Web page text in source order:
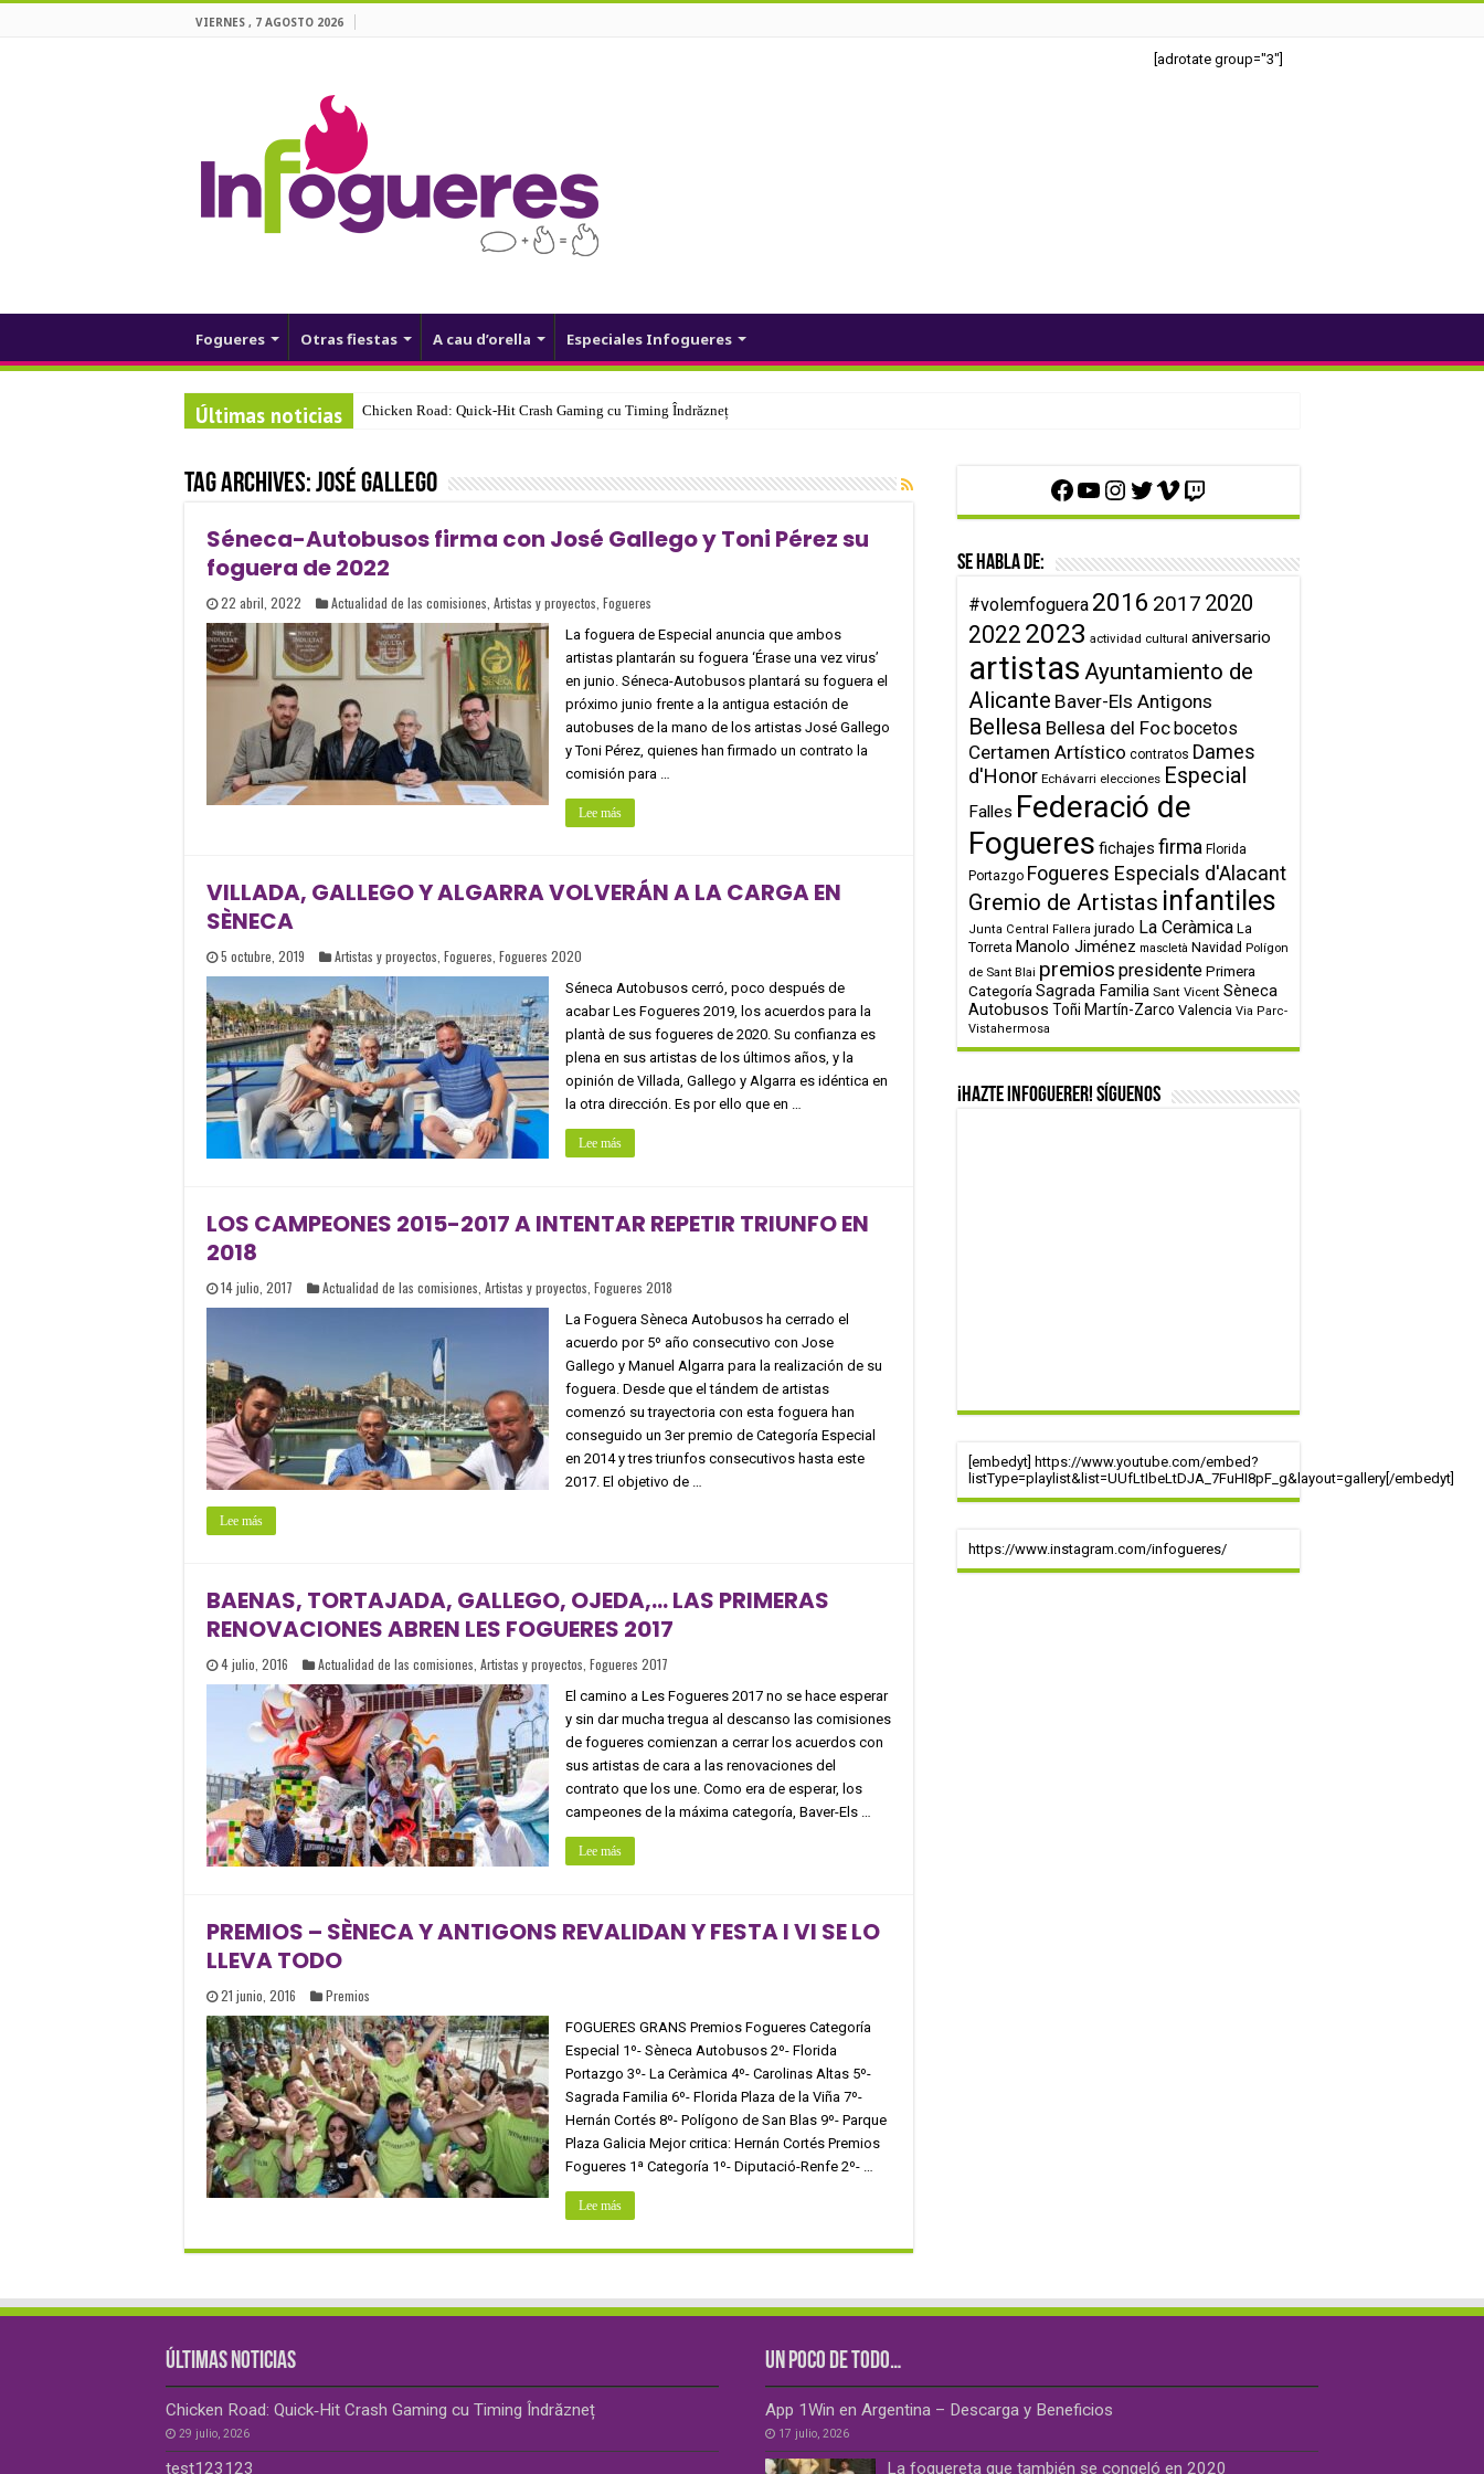
VIERNES , 7 AGOSTO 2026
[adrotate group="3"]
Fogueres Otras fiestas A cau d’orella Especiales Infogueres
Últimas noticias Chicken Road: Quick‑Hit Crash Gaming cu Timing Îndrăzneț
Tag Archives:José Gallego
Séneca-Autobusos firma con José Gallego y Toni Pérez su
foguera de 2022
22 abril, 2022 Actualidad de las comisiones Artistas y proyectos Fogueres
La foguera de Especial anuncia que ambos
artistas plantarán su foguera ‘Érase una vez virus’
en junio. Séneca-Autobusos plantará su foguera el
próximo junio frente a la antigua estación de
autobuses de la mano de los artistas José Gallego
y Toni Pérez, quienes han firmado un contrato la
comisión para …
Lee más
VILLADA, GALLEGO Y ALGARRA VOLVERÁN A LA CARGA EN
SÈNECA
5 octubre, 2019 Artistas y proyectos Fogueres Fogueres 2020
Séneca Autobusos cerró, poco después de
acabar Les Fogueres 2019, los acuerdos para la
plantà de sus fogueres de 2020. Su confianza es
plena en sus artistas de los últimos años, y la
opinión de Villada, Gallego y Algarra es idéntica en
la otra dirección. Es por ello que en …
Lee más
LOS CAMPEONES 2015-2017 A INTENTAR REPETIR TRIUNFO EN
2018
14 julio, 2017 Actualidad de las comisiones Artistas y proyectos Fogueres 2018
La Foguera Sèneca Autobusos ha cerrado el
acuerdo por 5º año consecutivo con Jose
Gallego y Manuel Algarra para la realización de su
foguera. Desde que el tándem de artistas
comenzó su trayectoria con esta foguera han
conseguido un 3er premio de Categoría Especial
en 2014 y tres triunfos consecutivos hasta este
2017. El objetivo de …
Lee más
BAENAS, TORTAJADA, GALLEGO, OJEDA,… LAS PRIMERAS
RENOVACIONES ABREN LES FOGUERES 2017
4 julio, 2016 Actualidad de las comisiones Artistas y proyectos Fogueres 2017
El camino a Les Fogueres 2017 no se hace esperar
y sin dar mucha tregua al descanso las comisiones
de fogueres comienzan a cerrar los acuerdos con
sus artistas de cara a las renovaciones del
contrato que los une. Como era de esperar, los
campeones de la máxima categoría, Baver-Els …
Lee más
PREMIOS – SÈNECA Y ANTIGONS REVALIDAN Y FESTA I VI SE LO
LLEVA TODO
21 junio, 2016 Premios
FOGUERES GRANS Premios Fogueres Categoría
Especial 1º- Sèneca Autobusos 2º- Florida
Portazgo 3º- La Ceràmica 4º- Carolinas Altas 5º-
Sagrada Familia 6º- Florida Plaza de la Viña 7º-
Hernán Cortés 8º- Polígono de San Blas 9º- Parque
Plaza Galicia Mejor critica: Hernán Cortés Premios
Fogueres 1ª Categoría 1º- Diputació-Renfe 2º- …
Lee más
Facebook
YouTube
Instagram
Twitter
VimeoTwitch
Se habla de:
#volemfoguera 2016 2017 2020
2022 2023 actividad cultural aniversario
artistas Ayuntamiento de
Alicante Baver-Els Antigons
Bellesa Bellesa del Focbocetos
Certamen Artístico contratos Dames
d'Honor Echávarri elecciones Especial
Falles Federació de
Fogueres fichajes firma Florida
Portazgo Fogueres Especials d'Alacant
Gremio de Artistas infantiles
Junta Central Fallera jurado La Ceràmica La
Torreta Manolo Jiménez mascletà Navidad Polígon
de Sant Blai premios presidentePrimera
Categoría Sagrada Familia Sant Vicent Sèneca
Autobusos Toñi Martín-Zarco Valencia Via Parc-
Vistahermosa
¡Hazte infoguerer! Síguenos
[embedyt] https://www.youtube.com/embed?
listType=playlist&list=UUfLtIbeLtDJA_7FuHI8pF_g&layout=gallery[/embedyt]
https://www.instagram.com/infogueres/
ÚLTIMAS NOTICIAS
Chicken Road: Quick‑Hit Crash Gaming cu Timing Îndrăzneț
29 julio, 2026
test123123
UN POCO DE TODO…
App 1Win en Argentina – Descarga y Beneficios
17 julio, 2026
La foguereta que también se congeló en 2020